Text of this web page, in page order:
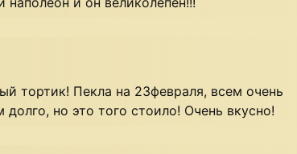
тортик! Пекла на 23февраля, всем очень
но это того стоило! Очень вкусно!